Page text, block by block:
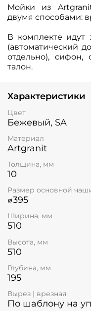
Мойки из
двумя способами:
В комплекте идут
(автоматический
отдельно), сифон,
талон.
Характеристики
Цвет
Бежевый, SA
Материал
Artgranit
Толщина, мм
10
Размер основной
⌀395
Ширина, мм
510
Высота, мм
510
Глубина, мм
195
Вырез | врезная
По шаблону на